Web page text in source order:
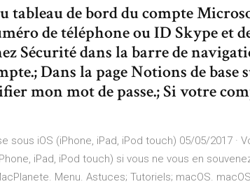
tableau de bord du compte
de téléphone ou ID Skype et
Sécurité dans la barre de
Dans la page Notions de base
mon mot de passe.; Si votre
sous iOS (iPhone, iPad, iPod touch) 05/05/2017 ·
iPad, iPod touch) si vous ne vous en
Menu. Astuces; Tutoriels; macOS.